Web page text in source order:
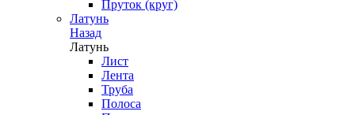
Пруток (круг)
Латунь
Назад
Латунь
Лист
Лента
Труба
Полоса